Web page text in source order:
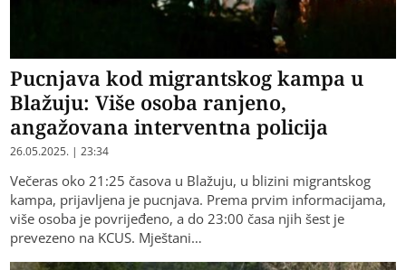
Pucnjava kod migrantskog kampa u
Blažuju: Više osoba ranjeno,
angažovana interventna policija
26.05.2025. | 23:34
Večeras oko 21:25 časova u Blažuju, u blizini migrantskog
kampa, prijavljena je pucnjava. Prema prvim informacijama,
više osoba je povrijeđeno, a do 23:00 časa njih šest je
prevezeno na KCUS. Mještani…